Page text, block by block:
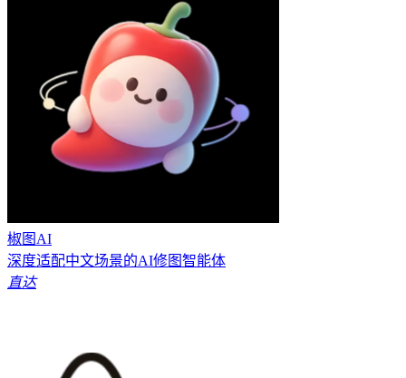
椒图AI
深度适配中文场景的AI修图智能体
直达